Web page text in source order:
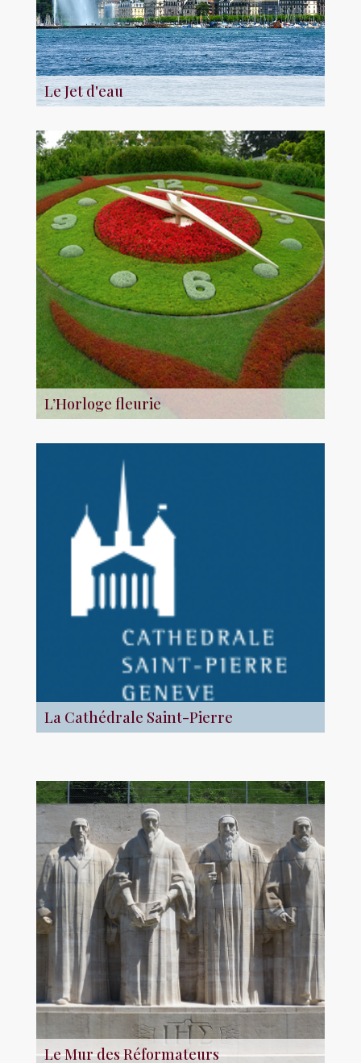
Le Jet d'eau
L’Horloge fleurie
La Cathédrale Saint-Pierre
Le Mur des Réformateurs